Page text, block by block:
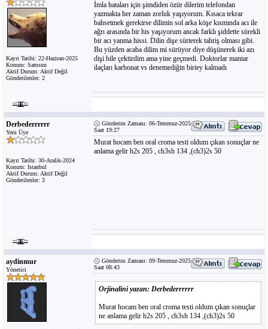
Kayıt Tarihi: 22-Haziran-2025
Konum: Samsun
Aktif Durum: Aktif Değil
Gönderilenler: 2
İmla hataları için şimdiden özür dilerim telefondan
yazmakta her zaman zorluk yaşıyorum. Kısaca tekrar
bahsetmek gerekirse dilimin sol arka köşe kısmında acı ile
ağrı arasında bir his yaşıyorum ancak farklı şiddette sürekli
bir acı yanma hissi. Dilin dişe sürterek tahriş olması gibi.
Bu yüzden acaba dilim mi sürüyor diye düşünerek iki azı
dişi bile çektirdim ama yine geçmedi. Doktorlar mantar
ilaçları karbonat vs denemediğin biriey kalmadı
Derbederrrrrr
Yeni Üye
Kayıt Tarihi: 30-Aralik-2024
Konum: Istanbul
Aktif Durum: Aktif Değil
Gönderilenler: 3
Gönderim Zamanı: 06-Temmuz-2025
Saat 19:27
Murat hocam ben oral croma testi oldum çıkan sonuçlar ne
anlama gelir h2s 205 , ch3sh 134 ,(ch3)2s 50
aydinmur
Yönetici
Gönderim Zamanı: 09-Temmuz-2025
Saat 08:43
Orjinalini yazan: Derbederrrrrr
Murat hocam ben oral croma testi oldum çıkan sonuçlar
ne anlama gelir h2s 205 , ch3sh 134 ,(ch3)2s 50